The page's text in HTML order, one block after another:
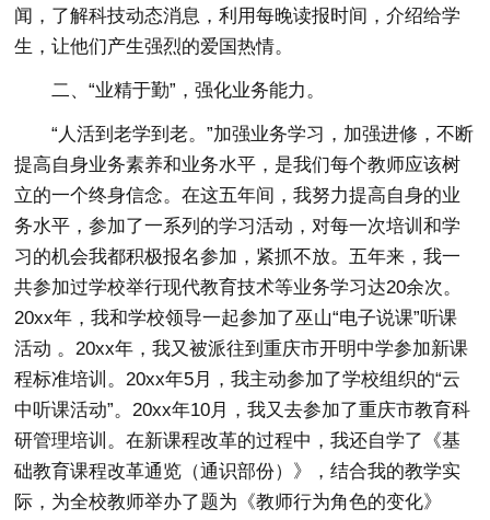
闻，了解科技动态消息，利用每晚读报时间，介绍给学
生，让他们产生强烈的爱国热情。
二、“业精于勤”，强化业务能力。
“人活到老学到老。”加强业务学习，加强进修，不断
提高自身业务素养和业务水平，是我们每个教师应该树
立的一个终身信念。在这五年间，我努力提高自身的业
务水平，参加了一系列的学习活动，对每一次培训和学
习的机会我都积极报名参加，紧抓不放。五年来，我一
共参加过学校举行现代教育技术等业务学习达20余次。
20xx年，我和学校领导一起参加了巫山“电子说课”听课
活动 。20xx年，我又被派往到重庆市开明中学参加新课
程标准培训。20xx年5月，我主动参加了学校组织的“云
中听课活动”。20xx年10月，我又去参加了重庆市教育科
研管理培训。在新课程改革的过程中，我还自学了《基
础教育课程改革通览（通识部份）》，结合我的教学实
际，为全校教师举办了题为《教师行为角色的变化》